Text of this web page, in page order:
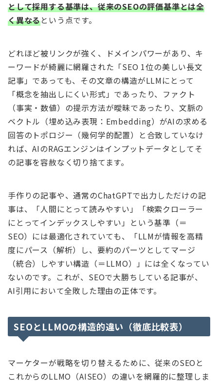
として採用する基準は、従来のSEOの評価基準とは全
く異なるという点です。
どれほど被リンクが強く、ドメインパワーがあり、キ
ーワードが綺麗に網羅された「SEO 1位の美しい長文
記事」であっても、その文章の構造がLLMにとって
「概念を抽出しにくい形式」であったり、ファクト
（事実・数値）の提示方法が曖昧であったり、文脈の
ベクトル（埋め込み表現：Embedding）がAIの求める
回答のトポロジー（幾何学的配置）と合致していなけ
れば、AIのRAGエンジンはインプットデータとしてそ
の記事を容赦なく切り捨てます。
手作りの記事や、通常のChatGPTで出力しただけの記
事は、「人間にとって読みやすい」「検索クローラー
にとってインデックスしやすい」という基準（＝
SEO）には最適化されていても、「LLMが情報を高精
度にパース（解析）し、要約のパーツとしてマージ
（統合）しやすい構造（＝LLMO）」には全くなってい
ないのです。これが、SEOで大勝ちしている記事が、
AI引用において全敗した理由の正体です。
SEOとLLMOの構造的違い（徹底比較表）
マーケターが戦略を切り替えるために、従来のSEOと
これからのLLMO（AISEO）の違いを網羅的に整理しま